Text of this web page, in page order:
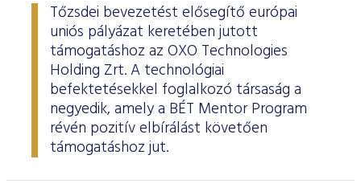
Tőzsdei bevezetést elősegítő európai
uniós pályázat keretében jutott
támogatáshoz az OXO Technologies
Holding Zrt. A technológiai
befektetésekkel foglalkozó társaság a
negyedik, amely a BÉT Mentor Program
révén pozitív elbírálást követően
támogatáshoz jut.